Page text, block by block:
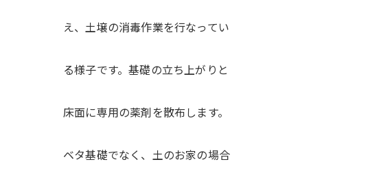
え、土壌の消毒作業を行なってい
る様子です。基礎の立ち上がりと
床面に専用の薬剤を散布します。
ベタ基礎でなく、土のお家の場合